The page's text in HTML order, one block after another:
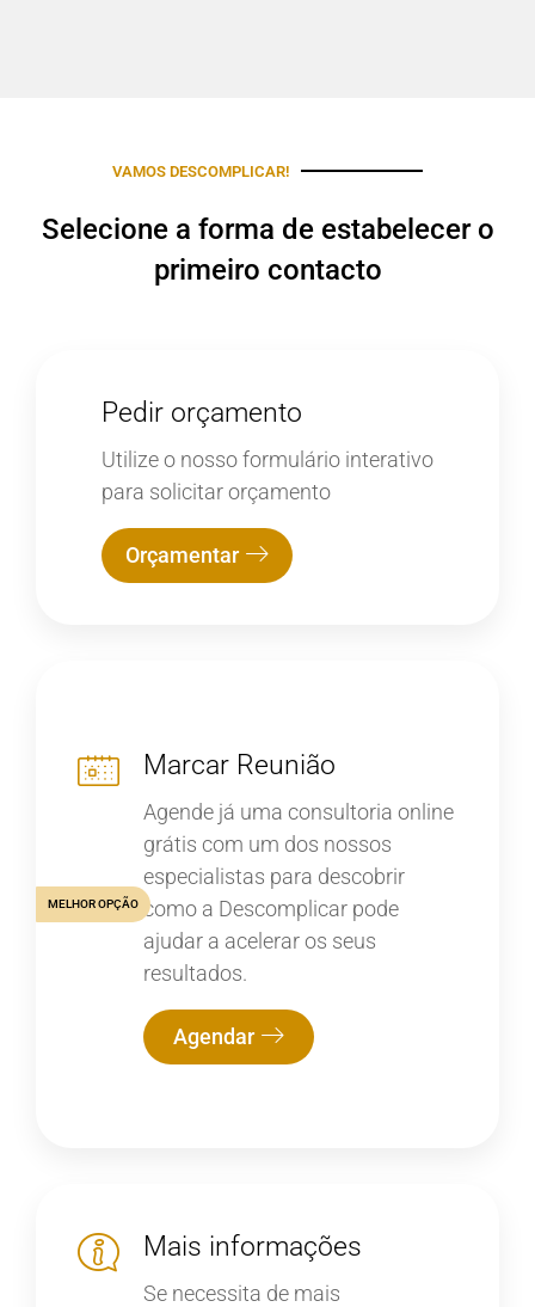
VAMOS DESCOMPLICAR!
Selecione a forma de estabelecer o
primeiro contacto
Pedir orçamento
Utilize o nosso formulário interativo
para solicitar orçamento
Orçamentar
Marcar Reunião
Agende já uma consultoria online
grátis com um dos nossos
especialistas para descobrir
como a Descomplicar pode
ajudar a acelerar os seus
resultados.
Agendar
MELHOR OPÇÃO
Mais informações
Se necessita de mais